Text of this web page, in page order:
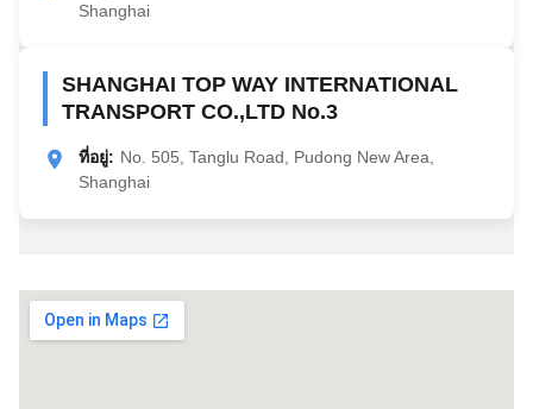
Shanghai
SHANGHAI TOP WAY INTERNATIONAL
TRANSPORT CO.,LTD No.3
ที่อยู่: No. 505, Tanglu Road, Pudong New Area,
Shanghai